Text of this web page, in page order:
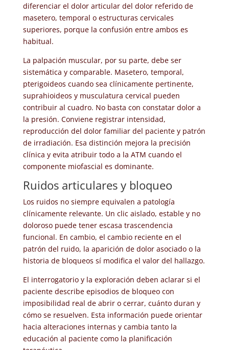
diferenciar el dolor articular del dolor referido de
masetero, temporal o estructuras cervicales
superiores, porque la confusión entre ambos es
habitual.
La palpación muscular, por su parte, debe ser
sistemática y comparable. Masetero, temporal,
pterigoideos cuando sea clínicamente pertinente,
suprahioideos y musculatura cervical pueden
contribuir al cuadro. No basta con constatar dolor a
la presión. Conviene registrar intensidad,
reproducción del dolor familiar del paciente y patrón
de irradiación. Esa distinción mejora la precisión
clínica y evita atribuir todo a la ATM cuando el
componente miofascial es dominante.
Ruidos articulares y bloqueo
Los ruidos no siempre equivalen a patología
clínicamente relevante. Un clic aislado, estable y no
doloroso puede tener escasa trascendencia
funcional. En cambio, el cambio reciente en el
patrón del ruido, la aparición de dolor asociado o la
historia de bloqueos sí modifica el valor del hallazgo.
El interrogatorio y la exploración deben aclarar si el
paciente describe episodios de bloqueo con
imposibilidad real de abrir o cerrar, cuánto duran y
cómo se resuelven. Esta información puede orientar
hacia alteraciones internas y cambia tanto la
educación al paciente como la planificación